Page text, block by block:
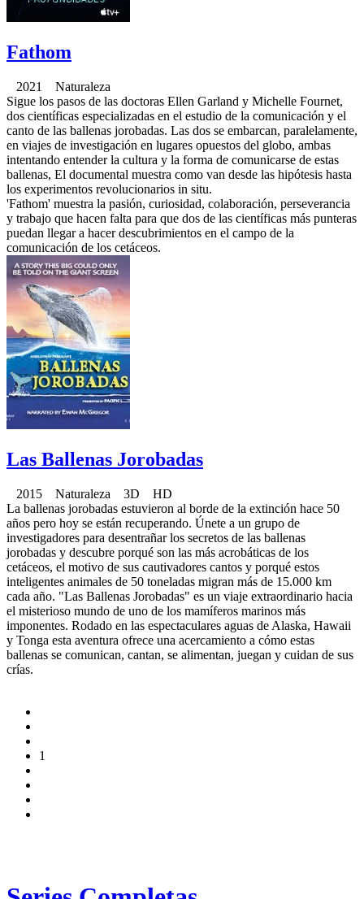
Fathom
2021 Naturaleza
Sigue los pasos de las doctoras Ellen Garland y Michelle Fournet,
dos científicas especializadas en el estudio de la comunicación y el
canto de las ballenas jorobadas. Las dos se embarcan, paralelamente,
en viajes de investigación en lugares opuestos del globo, ambas
intentando entender la cultura y la forma de comunicarse de estas
ballenas, El documental muestra como van desde las hipótesis hasta
los experimentos revolucionarios in situ.
'Fathom' muestra la pasión, curiosidad, colaboración, perseverancia
y trabajo que hacen falta para que dos de las científicas más punteras
puedan llegar a hacer descubrimientos en el campo de la
comunicación de los cetáceos.
Las Ballenas Jorobadas
2015 Naturaleza 3D HD
La ballenas jorobadas estuvieron al borde de la extinción hace 50
años pero hoy se están recuperando. Únete a un grupo de
investigadores para desentrañar los secretos de las ballenas
jorobadas y descubre porqué son las más acrobáticas de los
cetáceos, el motivo de sus cautivadores cantos y porqué estos
inteligentes animales de 50 toneladas migran más de 15.000 km
cada año. "Las Ballenas Jorobadas" es un viaje extraordinario hacia
el misterioso mundo de uno de los mamíferos marinos más
imponentes. Rodado en las espectaculares aguas de Alaska, Hawaii
y Tonga esta aventura ofrece una acercamiento a cómo estas
ballenas se comunican, cantan, se alimentan, juegan y cuidan de sus
crías.
1